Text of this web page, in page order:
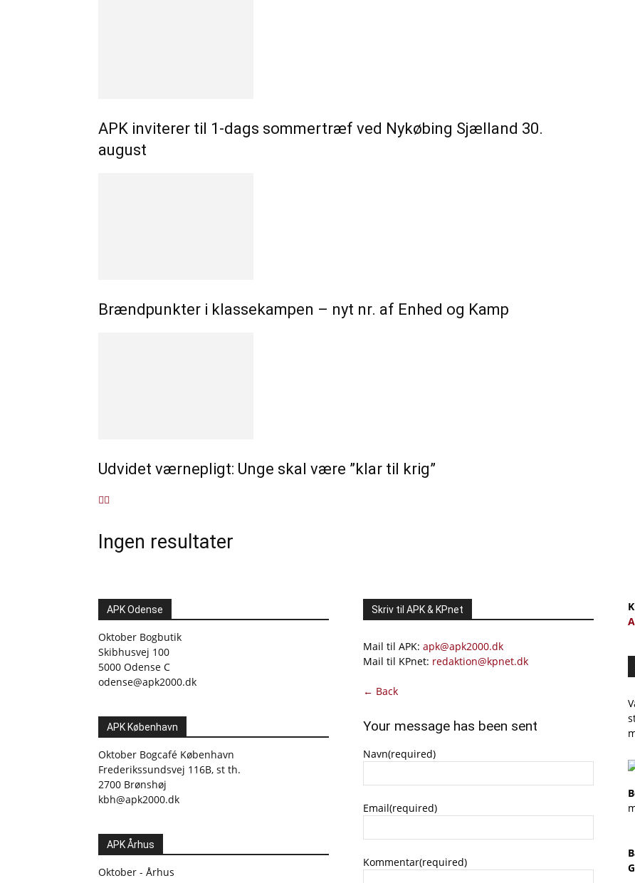
APK inviterer til 1-dags sommertræf ved Nykøbing Sjælland 30.
august
Brændpunkter i klassekampen – nyt nr. af Enhed og Kamp
Udvidet værnepligt: Unge skal være ”klar til krig”
Ingen resultater
APK Odense
Oktober Bogbutik
Skibhusvej 100
5000 Odense C
odense@apk2000.dk
APK København
Oktober Bogcafé København
Frederikssundsvej 116B, st th.
2700 Brønshøj
kbh@apk2000.dk
APK Århus
Oktober - Århus
Skriv til APK & KPnet
Mail til APK: apk@apk2000.dk
Mail til KPnet: redaktion@kpnet.dk
← Back
Your message has been sent
Navn(required)
Email(required)
Kommentar(required)